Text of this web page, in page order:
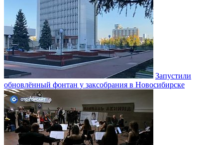
Запустили
обновлённый фонтан у заксобрания в Новосибирске